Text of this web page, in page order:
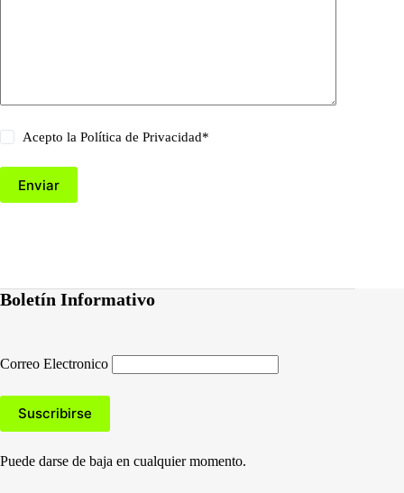
Acepto laPolítica de Privacidad*
Enviar
Boletín Informativo
Correo Electronico
Puede darse de baja en cualquier momento.